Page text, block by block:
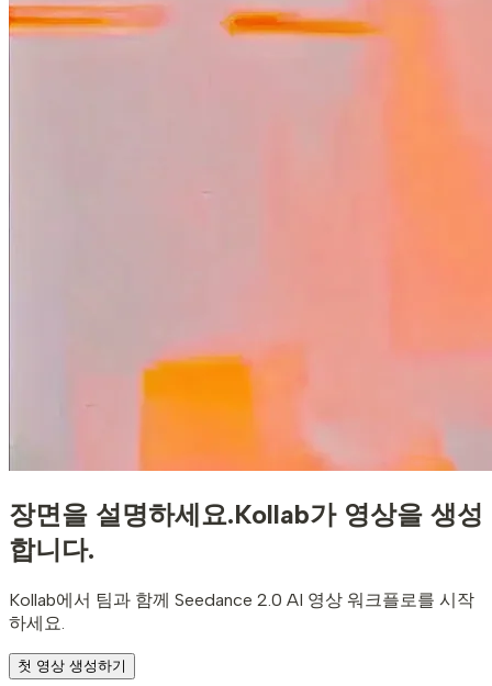
장면을 설명하세요.Kollab가 영상을 생성
합니다.
Kollab에서 팀과 함께 Seedance 2.0 AI 영상 워크플로를 시작
하세요.
첫 영상 생성하기